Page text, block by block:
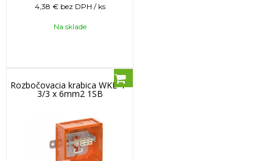
4,38 € bez DPH / ks
Na sklade
Rozbočovacia krabica WKE 4 -
3/3 x 6mm2 1SB